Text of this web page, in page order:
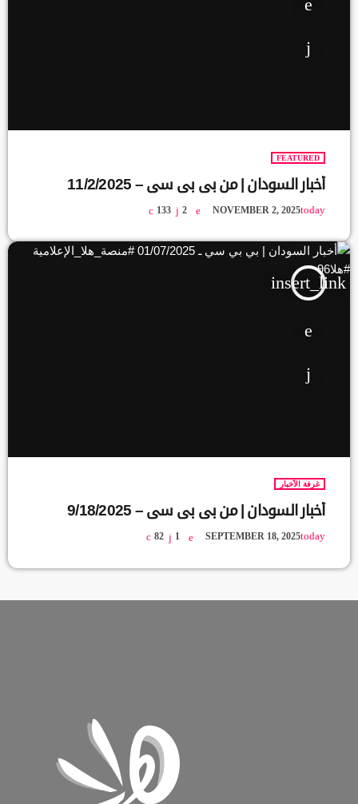
FEATURED
أخبار السودان | من بي بي سي – 11/2/2025
today
NOVEMBER 2, 2025
133 2
insert_link
غرفة الآخبار
أخبار السودان | من بي بي سي – 9/18/2025
today
SEPTEMBER 18, 2025
82 1